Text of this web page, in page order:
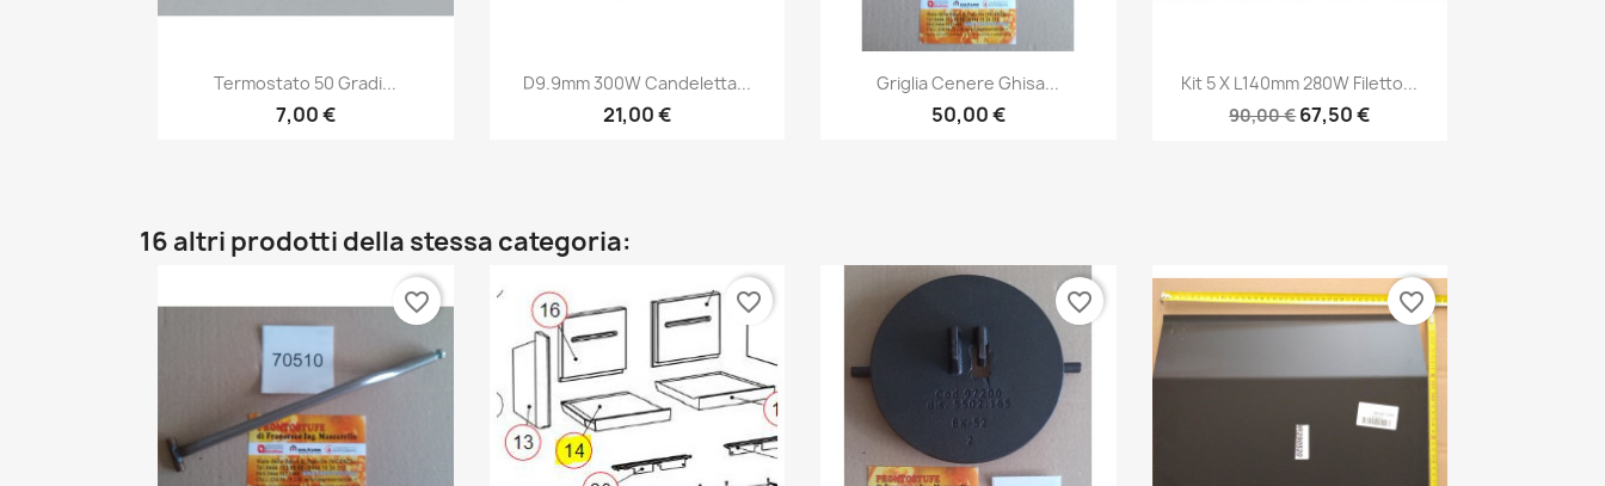
Anteprima
Termostato 50 Gradi...
7,00 €
Anteprima
D9.9mm 300W Candeletta...
21,00 €
Anteprima
Griglia Cenere Ghisa...
50,00 €
Anteprima
Kit 5 X L140mm 280W Filetto...
90,00 €67,50 €
16 altri prodotti della stessa categoria:
favorite_border favorite_border favorite_border favorite_border